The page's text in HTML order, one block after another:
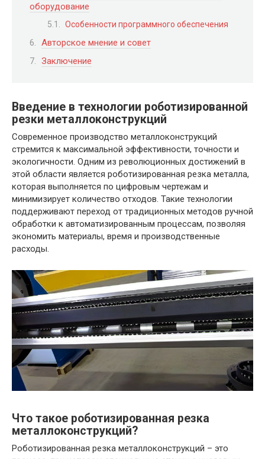
оборудование
Особенности программного обеспечения
Авторское мнение и совет
Заключение
Введение в технологии роботизированной
резки металлоконструкций
Современное производство металлоконструкций
стремится к максимальной эффективности, точности и
экологичности. Одним из революционных достижений в
этой области является роботизированная резка металла,
которая выполняется по цифровым чертежам и
минимизирует количество отходов. Такие технологии
поддерживают переход от традиционных методов ручной
обработки к автоматизированным процессам, позволяя
экономить материалы, время и производственные
расходы.
Что такое роботизированная резка
металлоконструкций?
Роботизированная резка металлоконструкций – это